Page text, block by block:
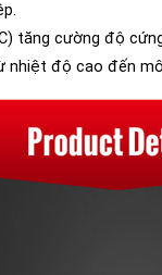
tăng cường độ
nhiệt độ cao đến